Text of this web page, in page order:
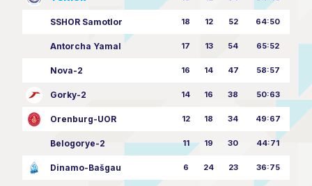
SSHOR Samotlor 18 12 52 64:50
Antorcha Yamal 17 13 54 65:52
Nova-2 16 14 47 58:57
Gorky-2 14 16 38 50:63
Orenburg-UOR 12 18 34 49:67
Belogorye-2 11 19 30 44:71
Dinamo-Bašgau 6 24 23 36:75